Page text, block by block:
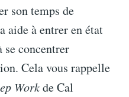
son temps de
aide à entrer en état
se concentrer
Cela vous rappelle
Workde Cal